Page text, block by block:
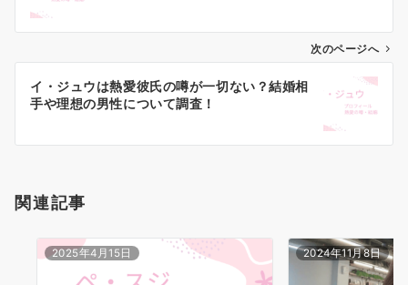
ビ
ン
次のページへ
イ・ジュウは熱愛彼氏の噂が一切ない？結婚相
手や理想の男性について調査！
関連記事
2025年4月15日 2024年11月8日